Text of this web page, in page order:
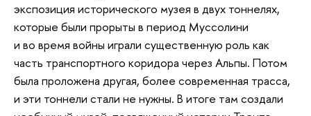
экспозиция исторического музея в двух тоннелях,
которые были прорыты в период Муссолини
и во время войны играли существенную роль как
часть транспортного коридора через Альпы. Потом
была проложена другая, более современная трасса,
и эти тоннели стали не нужны. В итоге там создали